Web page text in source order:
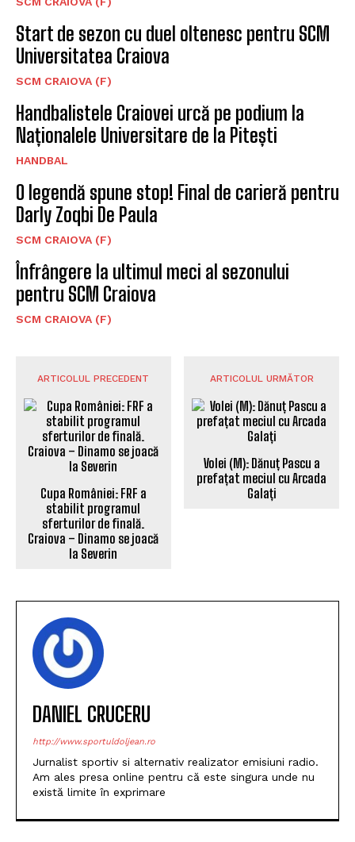
Start de sezon cu duel oltenesc pentru SCM
Universitatea Craiova
SCM CRAIOVA (F)
Handbalistele Craiovei urcă pe podium la
Naționalele Universitare de la Pitești
HANDBAL
O legendă spune stop! Final de carieră pentru
Darly Zoqbi De Paula
SCM CRAIOVA (F)
Înfrângere la ultimul meci al sezonului
pentru SCM Craiova
SCM CRAIOVA (F)
ARTICOLUL PRECEDENT
Cupa României: FRF a
stabilit programul
sferturilor de finală.
Craiova – Dinamo se joacă
la Severin
ARTICOLUL URMĂTOR
Volei (M): Dănuț Pascu a
prefațat meciul cu Arcada
Galați
DANIEL CRUCERU
http://www.sportuldoljean.ro
Jurnalist sportiv si alternativ realizator emisiuni radio.
Am ales presa online pentru că este singura unde nu
există limite în exprimare